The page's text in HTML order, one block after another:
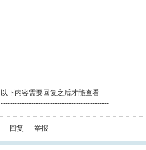
以下内容需要回复之后才能查看
----------------------------------------------
回复 举报